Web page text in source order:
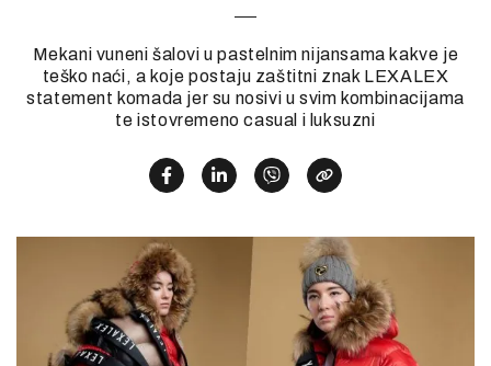
Mekani vuneni šalovi u pastelnim nijansama kakve je
teško naći, a koje postaju zaštitni znak LEXALEX
statement komada jer su nosivi u svim kombinacijama
te istovremeno casual i luksuzni